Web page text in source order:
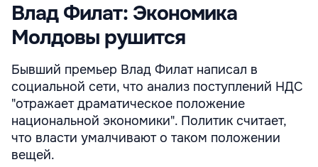
Влад Филат: Экономика
Молдовы рушится
Бывший премьер Влад Филат написал в
социальной сети, что анализ поступлений НДС
"отражает драматическое положение
национальной экономики". Политик считает,
что власти умалчивают о таком положении
вещей.